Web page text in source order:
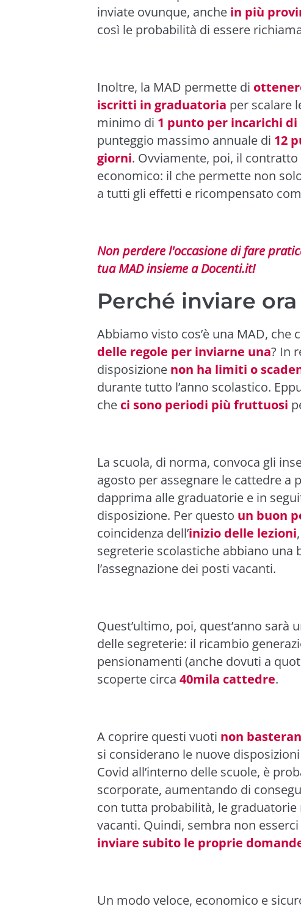
inviate ovunque, anche in più
così le probabilità di essere
Inoltre, la MAD permette di
iscritti in graduatoria per scalare
minimo di 1 punto per incarichi
punteggio massimo annuale di 12
giorni. Ovviamente, poi, il
economico: il che permette non
a tutti gli effetti e ricompensato
Non perdere l'occasione di fare
tua MAD insieme a Docenti.it!
Perché inviare
Abbiamo visto cos’è una MAD,
delle regole per inviarne una? In
disposizione non ha limiti o
durante tutto l’anno scolastico.
che ci sono periodi più fruttuosi
La scuola, di norma, convoca gli
agosto per assegnare le cattedre
dapprima alle graduatorie e in
disposizione. Per questo un buon
coincidenza dell’inizio delle lezioni
segreterie scolastiche abbiano una
l’assegnazione dei posti vacanti.
Quest’ultimo, poi, quest’anno
delle segreterie: il ricambio
pensionamenti (anche dovuti a
scoperte circa 40mila cattedre.
A coprire questi vuoti non
si considerano le nuove
Covid all’interno delle scuole, è
scorporate, aumentando di
con tutta probabilità, le
vacanti. Quindi, sembra non
inviare subito le proprie
Un modo veloce, economico e